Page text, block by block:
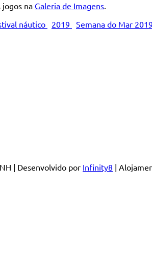
na Galeria de Imagens.
náutico 2019 Semana do Mar
| Desenvolvido por Infinity8 |